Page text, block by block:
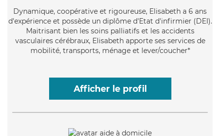
Dynamique, coopérative et rigoureuse, Elisabeth a 6 ans
d'expérience et possède un diplôme d'Etat d'infirmier (DEI).
Maitrisant bien les soins palliatifs et les accidents
vasculaires cérébraux, Elisabeth apporte ses services de
mobilité, transports, ménage et lever/coucher*
Afficher le profil